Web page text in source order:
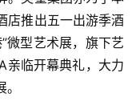
店推出五一出游季酒
微型艺术展，旗下艺
亲临开幕典礼，大力